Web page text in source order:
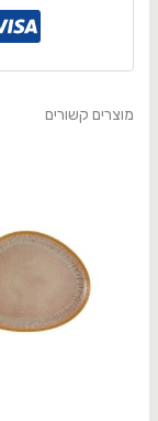
מוצרים קשורים